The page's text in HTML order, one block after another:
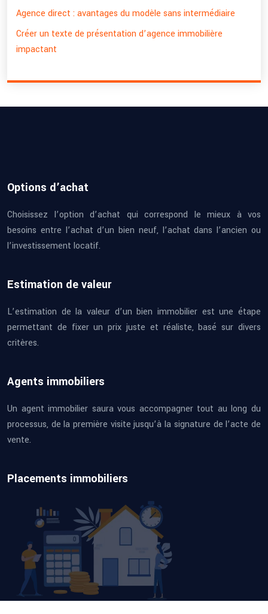
Agence direct : avantages du modèle sans intermédiaire
Créer un texte de présentation d’agence immobilière
impactant
Options d’achat
Choisissez l’option d’achat qui correspond le mieux à vos
besoins entre l’achat d’un bien neuf, l’achat dans l’ancien ou
l’investissement locatif.
Estimation de valeur
L’estimation de la valeur d’un bien immobilier est une étape
permettant de fixer un prix juste et réaliste, basé sur divers
critères.
Agents immobiliers
Un agent immobilier saura vous accompagner tout au long du
processus, de la première visite jusqu’à la signature de l’acte de
vente.
Placements immobiliers